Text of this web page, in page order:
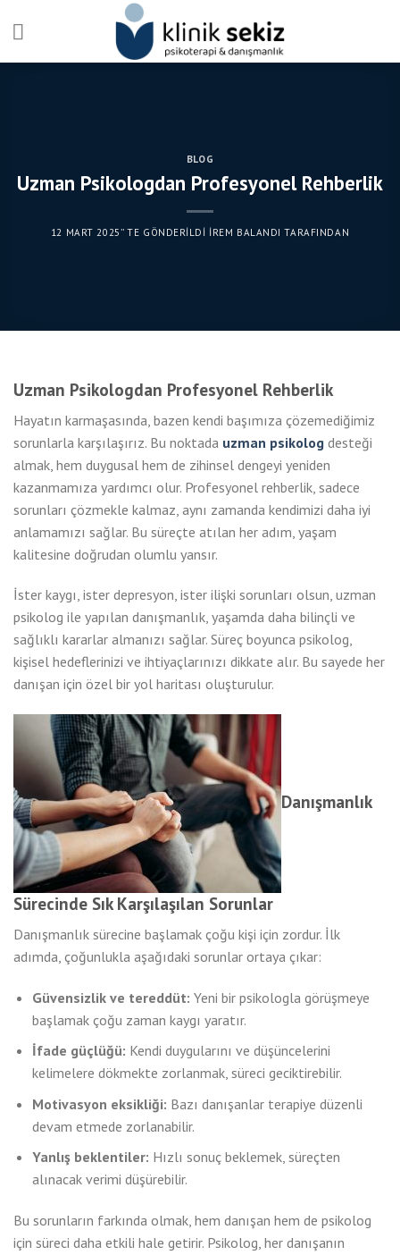
BLOG
Uzman Psikologdan Profesyonel Rehberlik
12 MART 2025’' TE GÖNDERILDI İREM BALANDI TARAFINDAN
Uzman Psikologdan Profesyonel Rehberlik
Hayatın karmaşasında, bazen kendi başımıza çözemediğimiz
sorunlarla karşılaşırız. Bu noktada uzman psikolog desteği
almak, hem duygusal hem de zihinsel dengeyi yeniden
kazanmamıza yardımcı olur. Profesyonel rehberlik, sadece
sorunları çözmekle kalmaz, aynı zamanda kendimizi daha iyi
anlamamızı sağlar. Bu süreçte atılan her adım, yaşam
kalitesine doğrudan olumlu yansır.
İster kaygı, ister depresyon, ister ilişki sorunları olsun, uzman
psikolog ile yapılan danışmanlık, yaşamda daha bilinçli ve
sağlıklı kararlar almanızı sağlar. Süreç boyunca psikolog,
kişisel hedeflerinizi ve ihtiyaçlarınızı dikkate alır. Bu sayede her
danışan için özel bir yol haritası oluşturulur.
Danışmanlık
Sürecinde Sık Karşılaşılan Sorunlar
Danışmanlık sürecine başlamak çoğu kişi için zordur. İlk
adımda, çoğunlukla aşağıdaki sorunlar ortaya çıkar:
Güvensizlik ve tereddüt: Yeni bir psikologla görüşmeye
başlamak çoğu zaman kaygı yaratır.
İfade güçlüğü: Kendi duygularını ve düşüncelerini
kelimelere dökmekte zorlanmak, süreci geciktirebilir.
Motivasyon eksikliği: Bazı danışanlar terapiye düzenli
devam etmede zorlanabilir.
Yanlış beklentiler: Hızlı sonuç beklemek, süreçten
alınacak verimi düşürebilir.
Bu sorunların farkında olmak, hem danışan hem de psikolog
için süreci daha etkili hale getirir. Psikolog, her danışanın